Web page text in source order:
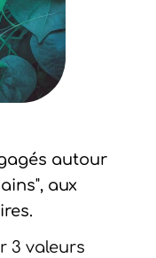
autour
aux
3 valeurs